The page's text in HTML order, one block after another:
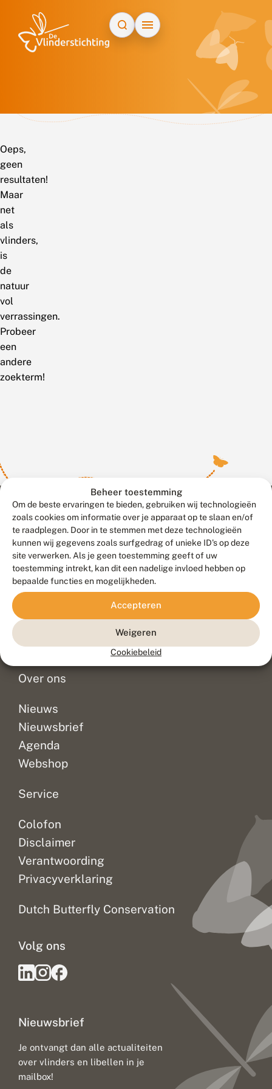
Beheer toestemming
Om de beste ervaringen te bieden, gebruiken wij technologieën
zoals cookies om informatie over je apparaat op te slaan en/of
te raadplegen. Door in te stemmen met deze technologieën
kunnen wij gegevens zoals surfgedrag of unieke ID's op deze
site verwerken. Als je geen toestemming geeft of uw
toestemming intrekt, kan dit een nadelige invloed hebben op
bepaalde functies en mogelijkheden.
Accepteren
Weigeren
Cookiebeleid
Oeps,
geen
resultaten!
Maar
net
als
vlinders,
is
de
natuur
vol
verrassingen.
Probeer
een
andere
zoekterm!
Contact
Veelgestelde vragen
Doneer
Over ons
Nieuws
Nieuwsbrief
Agenda
Webshop
Service
Colofon
Disclaimer
Verantwoording
Privacyverklaring
Dutch Butterfly Conservation
Nieuwsbrief
Je ontvangt dan alle actualiteiten
over vlinders en libellen in je
mailbox!
Volg ons
Meld waarnemingen© 2026 Vlinderstichting
Duurzaam ontwikkeld door
Go2People
, ontworpen door
Blue Field Agency
Privacy
Disclaimer
Sitemap